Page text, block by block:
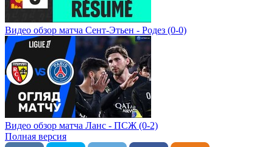
Видео обзор матча Сент-Этьен - Родез (0-0)
Видео обзор матча Ланс - ПСЖ (0-2)
Полная версия